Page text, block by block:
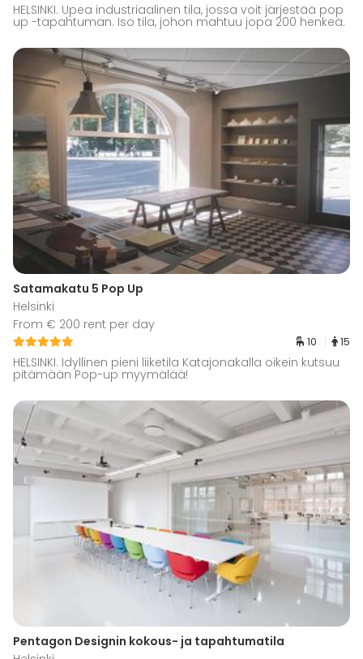
HELSINKI. Upea industriaalinen tila, jossa voit järjestää pop
up -tapahtuman. Iso tila, johon mahtuu jopa 200 henkeä.
Satamakatu 5 Pop Up
Helsinki
From € 200 rent per day
10 15
HELSINKI. Idyllinen pieni liiketila Katajonakalla oikein kutsuu
pitämään Pop-up myymälää!
Pentagon Designin kokous- ja tapahtumatila